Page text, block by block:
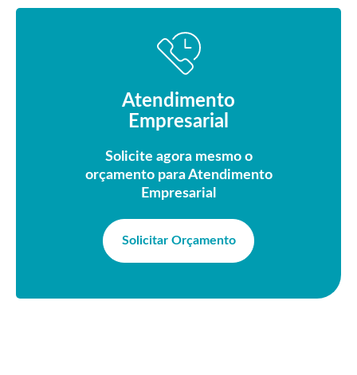
Atendimento
Empresarial
Solicite agora mesmo o
orçamento para Atendimento
Empresarial
Solicitar Orçamento